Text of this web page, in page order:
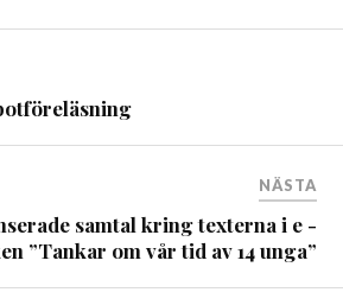
NÄSTA
samtal kring texterna i e -
”Tankar om vår tid av 14 unga”